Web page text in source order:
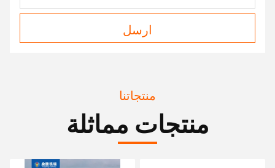
ارسل
منتجاتنا
منتجات مماثلة